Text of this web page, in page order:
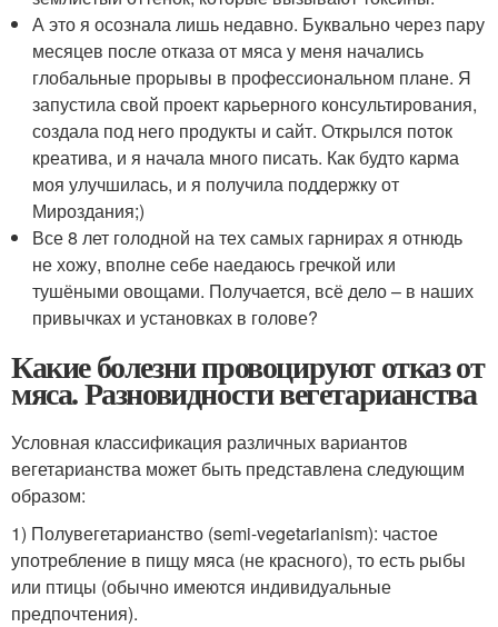
А это я осознала лишь недавно. Буквально через пару
месяцев после отказа от мяса у меня начались
глобальные прорывы в профессиональном плане. Я
запустила свой проект карьерного консультирования,
создала под него продукты и сайт. Открылся поток
креатива, и я начала много писать. Как будто карма
моя улучшилась, и я получила поддержку от
Мироздания;)
Все 8 лет голодной на тех самых гарнирах я отнюдь
не хожу, вполне себе наедаюсь гречкой или
тушёными овощами. Получается, всё дело – в наших
привычках и установках в голове?
Какие болезни провоцируют отказ от
мяса. Разновидности вегетарианства
Условная классификация различных вариантов
вегетарианства может быть представлена следующим
образом:
1) Полувегетарианство (semi-vegetaria­nism): частое
употребление в пищу мяса (не красного), то есть рыбы
или птицы (обычно имеются индивидуальные
предпочтения).